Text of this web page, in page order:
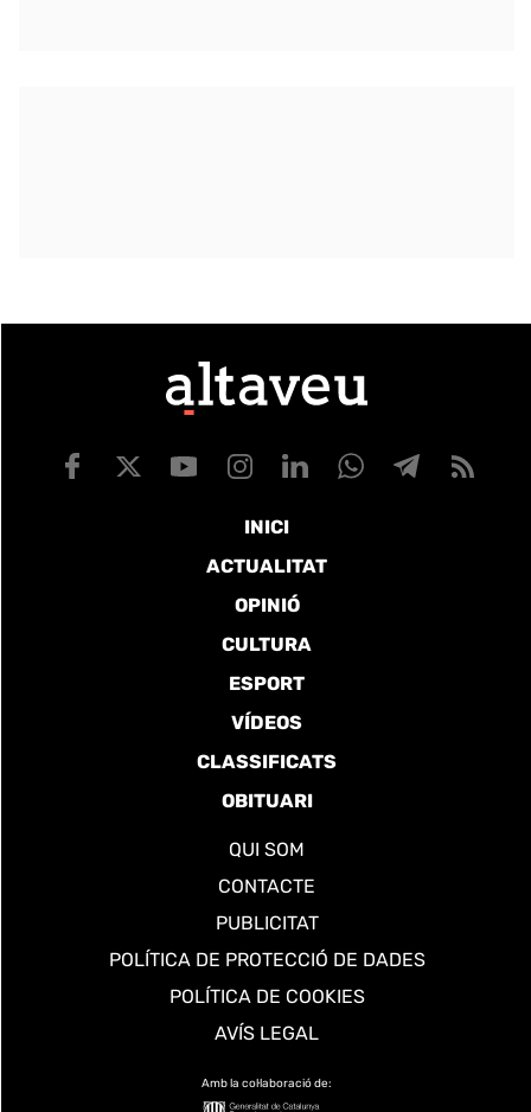
INICI
ACTUALITAT
OPINIÓ
CULTURA
ESPORT
VÍDEOS
CLASSIFICATS
OBITUARI
QUI SOM
CONTACTE
PUBLICITAT
POLÍTICA DE PROTECCIÓ DE DADES
POLÍTICA DE COOKIES
AVÍS LEGAL
Amb la col·laboració de: